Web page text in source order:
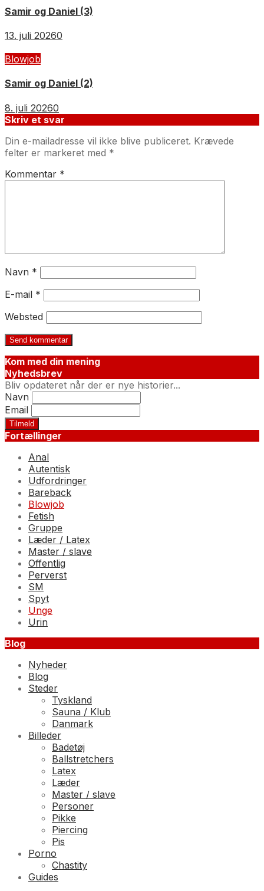
Samir og Daniel (3)
13. juli 20260
Blowjob
Samir og Daniel (2)
8. juli 20260
Skriv et svar
Din e-mailadresse vil ikke blive publiceret. Krævede
felter er markeret med *
Kommentar *
Navn *
E-mail *
Websted
Kom med din mening
Nyhedsbrev
Bliv opdateret når der er nye historier...
Navn
Email
Fortællinger
Anal
Autentisk
Udfordringer
Bareback
Blowjob
Fetish
Gruppe
Læder / Latex
Master / slave
Offentlig
Perverst
SM
Spyt
Unge
Urin
Blog
Nyheder
Blog
Steder
Tyskland
Sauna / Klub
Danmark
Billeder
Badetøj
Ballstretchers
Latex
Læder
Master / slave
Personer
Pikke
Piercing
Pis
Porno
Chastity
Guides